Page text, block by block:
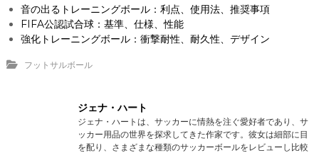
音の出るトレーニングボール：利点、使用法、推奨事項
FIFA公認試合球：基準、仕様、性能
強化トレーニングボール：衝撃耐性、耐久性、デザイン
フットサルボール
ジェナ・ハート
ジェナ・ハートは、サッカーに情熱を注ぐ愛好者であり、サ
ッカー用品の世界を探求してきた作家です。彼女は細部に目
を配り、さまざまな種類のサッカーボールをレビューし比較